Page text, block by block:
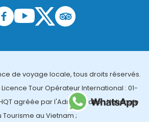
de voyage locale, tous droits réservés.
Tour Opérateur International : 01-
agréée par l'Administration Nationale
Tourisme au Vietnam ;